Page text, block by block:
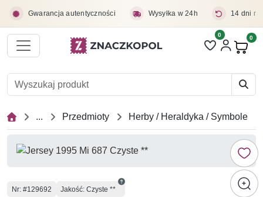
Gwarancja autentyczności Wysyłka w 24h 14 dni
Liczba pozycji
0 0
... Przedmioty Herby / Heraldyka / Symbole
Numer
Nr: #129692 Jakość: Czyste **